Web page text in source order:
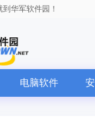
华军软件园！
电脑软件